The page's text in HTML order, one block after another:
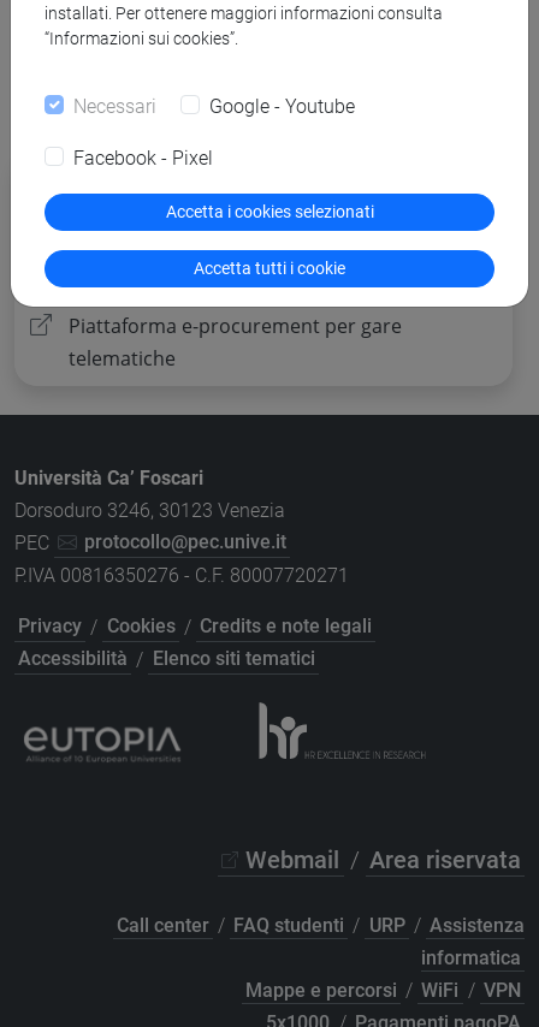
presentare offerta
Altre procedure
Piattaforma e-procurement per gare
telematiche
Università Ca’ Foscari
Dorsoduro 3246, 30123 Venezia
PEC
protocollo@pec.unive.it
P.IVA 00816350276 - C.F. 80007720271
Privacy / Cookies / Credits e note legali
Accessibilità / Elenco siti tematici
Webmail / Area riservata
Call center / FAQ studenti / URP / Assistenza
informatica
Mappe e percorsi / WiFi / VPN
installati. Per ottenere maggiori informazioni consulta
“Informazioni sui cookies”.
Necessari Google - Youtube
Facebook - Pixel
Accetta i cookies selezionati
Accetta tutti i cookie